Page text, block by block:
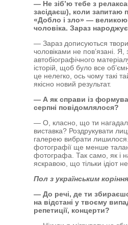
— Не зіб’ю тебе з
засідаєш), коли запитаю
«Добло і зло» — великою
чоловіка. Зараз
— Зараз дописуються
чоловіками не пов’язані.
автобіографічного
історій, щоб було все
це нелегко, ось чому такі
якісно новий результат.
— А як справи із
серпні повідомлялося?
— О, класно, що ти
виставка? Роздрукувати
галерею вибрати
фотографії ще менше
фотографа. Так само, як і
яскравою, що тільки ідіот
Пол з українським
— До речі, де ти
на відстані у твоєму
репетиції, концерти?